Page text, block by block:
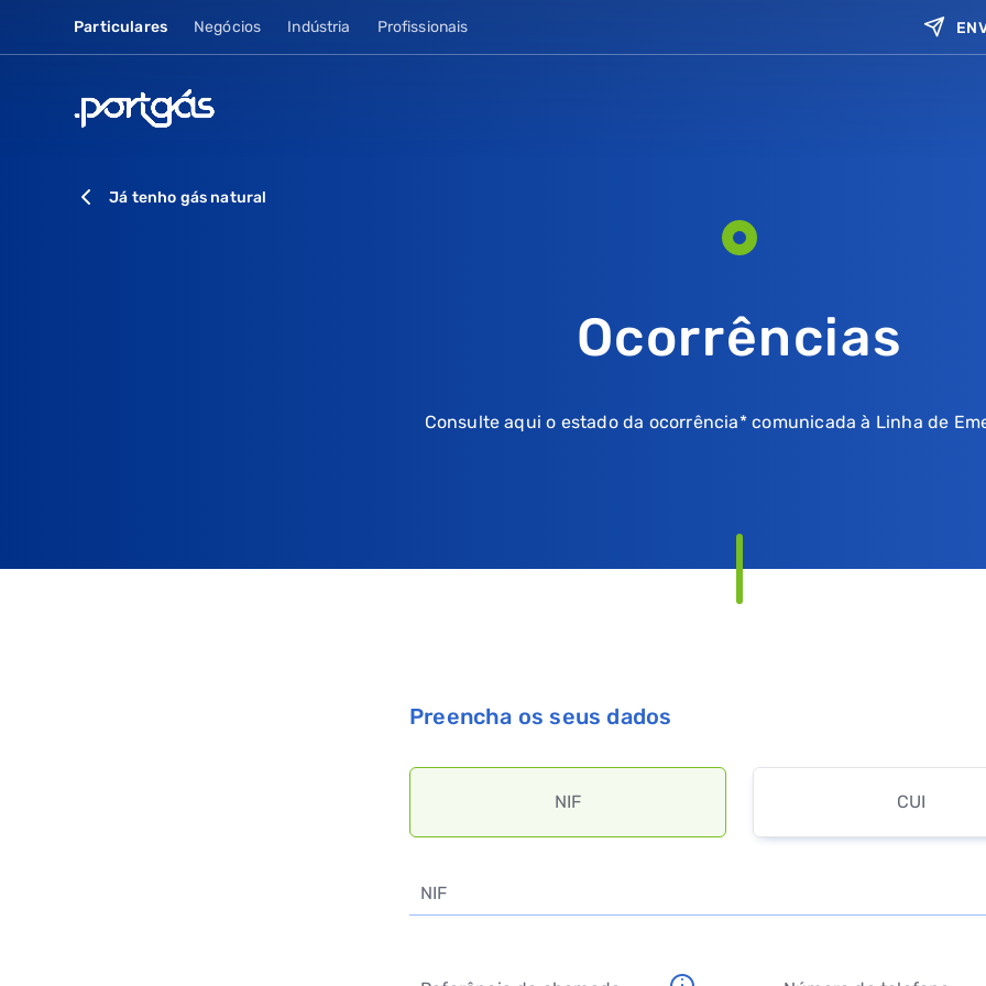
Particulares Negócios Indústria Profissionais
Já tenho gás natural
Ocorrências
Consulte aqui o estado da ocorrência* comunicada à Linha de
Preencha os seus dados
NIF CUI
NIF